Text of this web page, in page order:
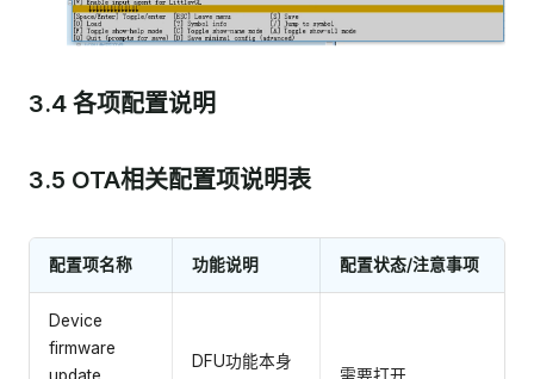
3.4 各项配置说明
3.5 OTA相关配置项说明表
配置项名称 功能说明 配置状态/注意事项
Device
firmware
update
DFU功能本身
需要打开